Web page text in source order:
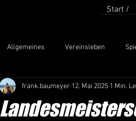
Start /
Allgemeines Vereinsleben
frank.baumeyer 12. Mai 2025 1 Min.